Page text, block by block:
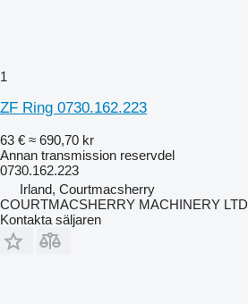
1
ZF Ring 0730.162.223
63 € ≈ 690,70 kr
Annan transmission reservdel
0730.162.223
Irland, Courtmacsherry
COURTMACSHERRY MACHINERY LTD
Kontakta säljaren